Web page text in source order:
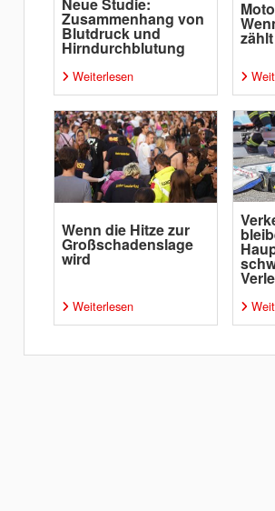
Zusammenhang von
Blutdruck und
Hirndurchblutung
Weiterlesen
zählt
Wenn die Hitze zur
Großschadenslage
wird
Weiterlesen